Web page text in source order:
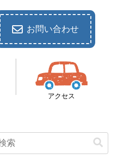
お問い合わせ
アクセス